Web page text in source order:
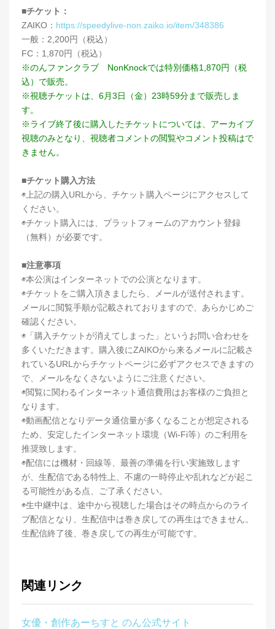
■チケット：
ZAIKO： https://speedylive-non.zaiko.io/item/348386
一般：2,200円（税込）
FC：1,870円（税込）
※のんファンクラブ NonKnockでは特別価格1,870円（税
込）で販売。
※視聴チケットは、6月3日（金）23時59分まで販売しま
す。
※ライブ終了後に購入したチケットについては、アーカイブ
視聴のみとなり、視聴者コメントの閲覧やコメント投稿はで
きません。
■チケット購入方法
◉上記の購入URLから、チケット購入ページにアクセスして
ください。
◉チケット購入には、プラットフォームのアカウント登録
（無料）が必要です。
■注意事項
◉本公演はインターネットでの公演となります。
◉チケットをご購入頂きましたら、メールが送付されます。
メールに閲覧手順が記載されておりますので、あらかじめご
確認ください。
◉「購入チケットが消えてしまった」というお問い合わせを
多くいただきます。購入後にZAIKOから来るメールに記載さ
れているURLからチケットページに必ずアクセスできますの
で、メールをなくさないようにご注意ください。
◉閲覧に関わるインターネット通信費用はお客様のご負担と
なります。
◉動画配信となりデータ通信量が多くなることが想定される
ため、安定したインターネット環境（Wi-Fi等）のご利用を
推奨致します。
◉配信には機材・回線等、最善の準備を行い実施致します
が、生配信である特性上、不慮の一時停止や乱れなどが起こ
る可能性がある点、ご了承ください。
◉生中継中は、途中から視聴した場合はその時点からのライ
ブ配信となり、生配信中は巻き戻しての再生はできません。
生配信終了後、巻き戻しての再生が可能です。
関連リンク
女優・創作あーちすと のん公式サイト